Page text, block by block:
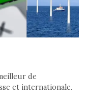
de
et internationale.